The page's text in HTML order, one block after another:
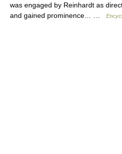
was engaged by Reinhardt as
and gained prominence… …